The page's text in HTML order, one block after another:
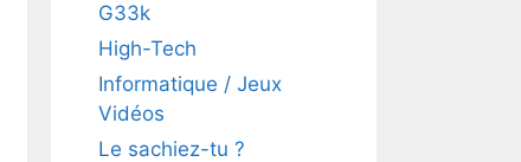
G33k
High-Tech
Informatique / Jeux
Vidéos
Le sachiez-tu ?